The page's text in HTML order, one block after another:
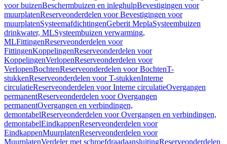
voor buizenBeschermbuizen en inleghulpBevestigingen voor
muurplatenReserveonderdelen voor Bevestigingen voor
muurplatenSysteemafdichtingenGeberit MeplaSysteembuizen
drinkwater, MLSysteembuizen verwarming,
MLFittingenReserveonderdelen voor
FittingenKoppelingenReserveonderdelen voor
KoppelingenVerlopenReserveonderdelen voor
VerlopenBochtenReserveonderdelen voor BochtenT-
stukkenReserveonderdelen voor T-stukkenInterne
circulatieReserveonderdelen voor Interne circulatieOvergangen
permanentReserveonderdelen voor Overgangen
permanentOvergangen en verbindingen,
demontabelReserveonderdelen voor Overgangen en verbindingen,
demontabelEindkappenReserveonderdelen voor
EindkappenMuurplatenReserveonderdelen voor
MuurplatenVerdeler met schroefdraadaansluitingReserveonderdelen